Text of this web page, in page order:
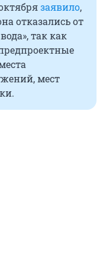
заявило,
отказались от
так как
мест